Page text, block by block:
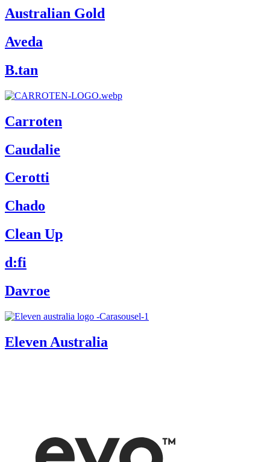
Australian Gold
Aveda
B.tan
Carroten
Caudalie
Cerotti
Chado
Clean Up
d:fi
Davroe
Eleven Australia